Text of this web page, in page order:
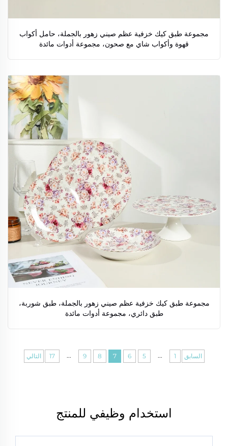
مجموعة طبق كيك خزفية عظم صيني زهور بالجملة، حامل أكواب
قهوة وأكواب شاي مع صحون، مجموعة أدوات مائدة
مجموعة طبق كيك خزفية عظم صيني زهور بالجملة، طبق شوربة،
طبق دائري، مجموعة أدوات مائدة
السابق 1
...
5
6
7
8
9
...
17 التالي
استخدام وظيفي للمنتج